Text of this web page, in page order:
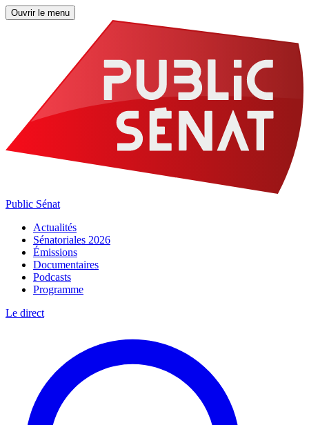
Ouvrir le menu
Public Sénat
Actualités
Sénatoriales 2026
Émissions
Documentaires
Podcasts
Programme
Le direct